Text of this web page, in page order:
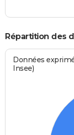
Répartition des
Données
Insee)